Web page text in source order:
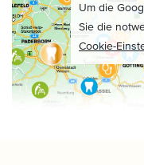
Um die
Sie die
Cookie-